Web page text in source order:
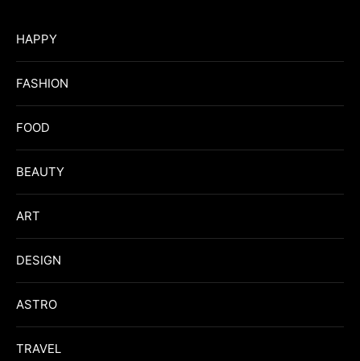
HAPPY
FASHION
FOOD
BEAUTY
ART
DESIGN
ASTRO
TRAVEL